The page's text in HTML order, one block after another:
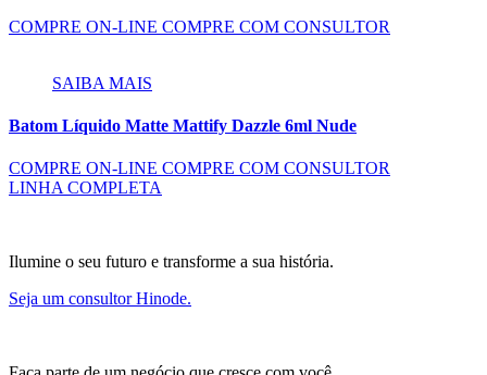
COMPRE ON-LINE COMPRE COM CONSULTOR
SAIBA MAIS
Batom Líquido Matte Mattify Dazzle 6ml Nude
COMPRE ON-LINE COMPRE COM CONSULTOR
LINHA COMPLETA
Ilumine o seu futuro e transforme a sua história.
Seja um consultor Hinode.